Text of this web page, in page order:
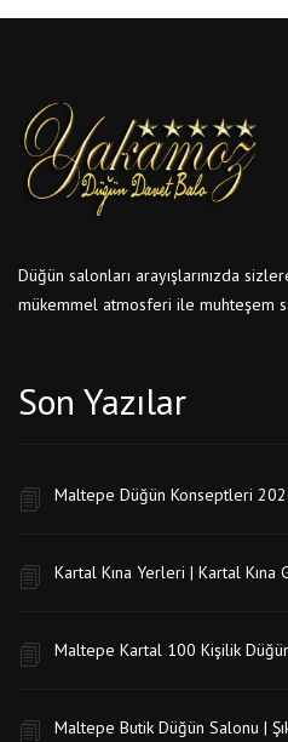
Düğün salonları arayışlarınızda
mükemmel atmosferi ile muhteşem
Son Yazılar
Maltepe Düğün Konseptleri
Kartal Kına Yerleri | Kartal Kına
Maltepe Kartal 100 Kişilik
Maltepe Butik Düğün Salonu |